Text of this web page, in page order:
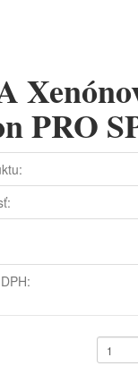
PRO